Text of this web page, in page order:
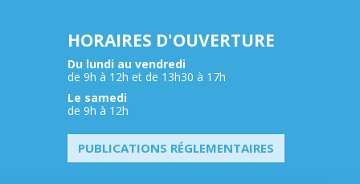
HORAIRES D'OUVERTURE
Du lundi au vendredi
de 9h à 12h et de 13h30 à 17h
Le samedi
de 9h à 12h
PUBLICATIONS RÉGLEMENTAIRES